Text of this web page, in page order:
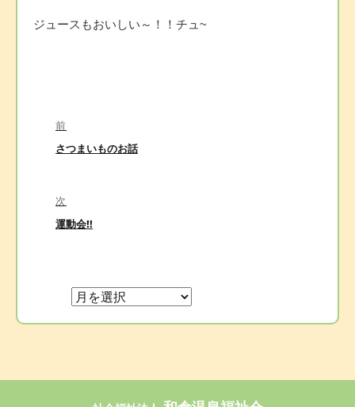
ジュースもおいしい～！！チュ~
稿
ナ
ゲ
ー
前
前
稿:
さつまいものお話
次
次
運動会!!